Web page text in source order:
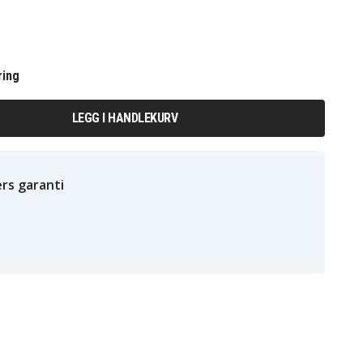
LEGG I HANDLEKURV
garanti